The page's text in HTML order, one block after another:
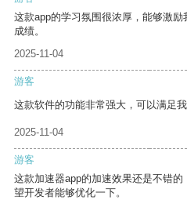
这款app的学习氛围很浓厚，能够激
成绩。
2025-11-04
游客
这款软件的功能非常强大，可以满足我
2025-11-04
游客
这款加速器app的加速效果还是不错
望开发者能够优化一下。